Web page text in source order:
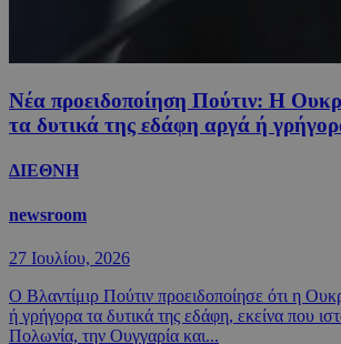
Νέα προειδοποίηση Πούτιν: Η
τα δυτικά της εδάφη αργά ή
ΔΙΕΘΝΗ
newsroom
27 Ιουλίου, 2026
Ο Βλαντίμιρ Πούτιν προειδοποίησε ότι η
ή γρήγορα τα δυτικά της εδάφη, εκείνα που
Πολωνία, την Ουγγαρία και...